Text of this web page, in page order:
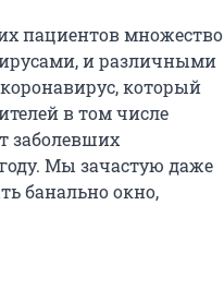
пациентов множество
и различными
который
в том числе
заболевших
Мы зачастую даже
банально окно,